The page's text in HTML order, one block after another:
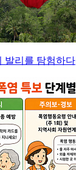
발리를 탐험하다